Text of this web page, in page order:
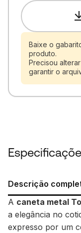
Baixe o
produto.
Precisou
garantir o
Descrição
A caneta metal
a elegância no
expresso por um